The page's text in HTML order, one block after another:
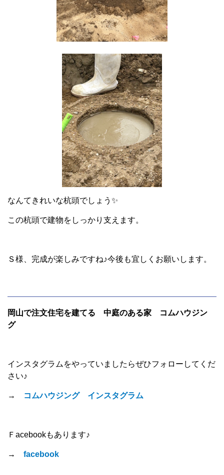
なんてきれいな杭頭でしょう✨
この杭頭で建物をしっかり支えます。
Ｓ様、完成が楽しみですね♪今後も宜しくお願いします。
岡山で注文住宅を建てる 中庭のある家 コムハウジン
グ
インスタグラムをやっていましたらぜひフォローしてくだ
さい♪
→ コムハウジング インスタグラム
Ｆacebookもあります♪
→ facebook